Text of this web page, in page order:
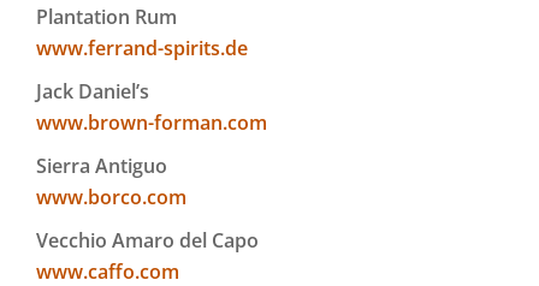
Plantation Rum
www.ferrand-spirits.de
Jack Daniel’s
www.brown-forman.com
Sierra Antiguo
www.borco.com
Vecchio Amaro del Capo
www.caffo.com